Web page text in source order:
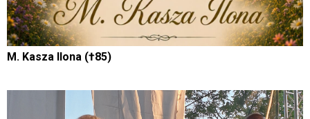
M. Kasza Ilona (†85)